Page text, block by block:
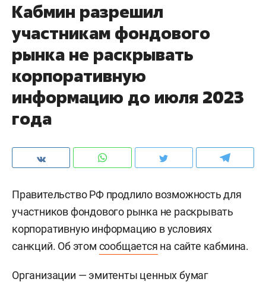
Кабмин разрешил
участникам фондового
рынка не раскрывать
корпоративную
информацию до июля 2023
года
Правительство РФ продлило возможность для
участников фондового рынка не раскрывать
корпоративную информацию в условиях
санкций. Об этом сообщается на сайте кабмина.
Организации — эмитенты ценных бумаг